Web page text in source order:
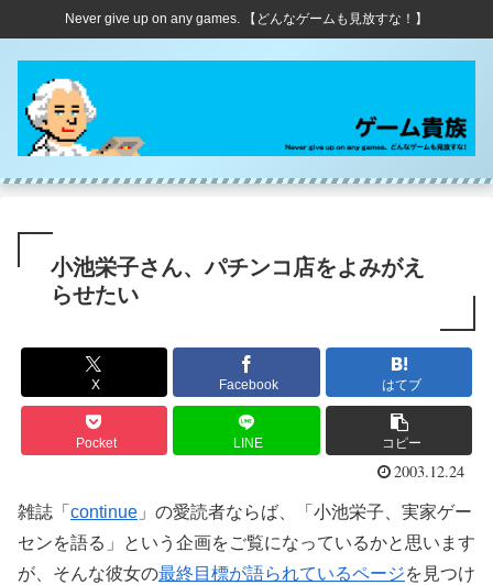
Never give up on any games. 【どんなゲームも見放すな！】
小池栄子さん、パチンコ店をよみがえ
らせたい
X Facebook はてブ
Pocket LINE コピー
2003.12.24
雑誌「 continue 」の愛読者ならば、「小池栄子、実家ゲー
センを語る」という企画をご覧になっているかと思います
が、そんな彼女の最終目標が語られているページを見つけ